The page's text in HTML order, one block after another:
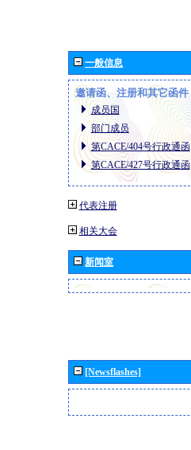
一般信息
邀请函、注册和其它函件
成员国
部门成员
第CACE/404号行政通函
第CACE/427号行政通函
代表注册
相关大会
新闻室
[Newsflashes]